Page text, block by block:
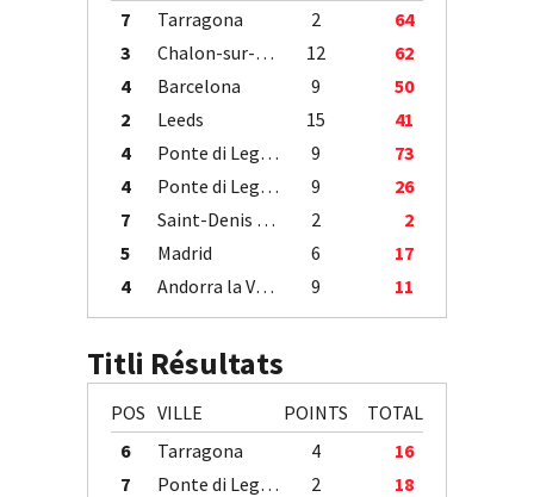
7
Tarragona 2
64
3
Chalon-sur-Saône 12
62
4
Barcelona 9
50
2
Leeds 15
41
4
Ponte di Legno 9
73
4
Ponte di Legno 9
26
7
Saint-Denis / Île de la Réunion 2
2
5
Madrid 6
17
4
Andorra la Vella 9 11
Titli Résultats
POS VILLE POINTS
TOTAL
6
Tarragona 4
16
7
Ponte di Legno 2
18